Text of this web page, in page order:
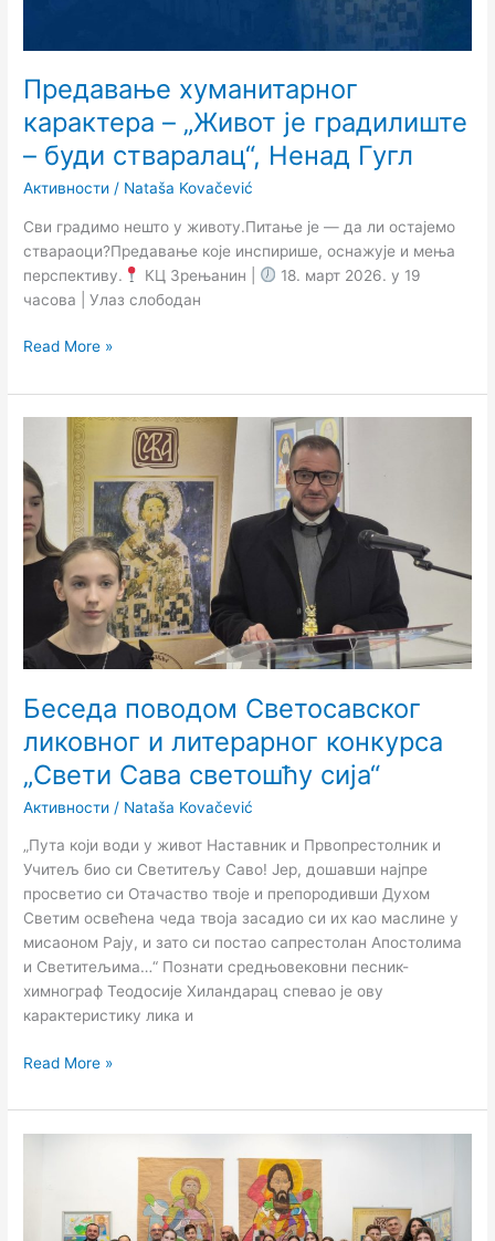
Предавање хуманитарног
карактера – „Живот је градилиште
– буди стваралац“, Ненад Гугл
Активности / Nataša Kovačević
Сви градимо нешто у животу.Питање је — да ли остајемо
ствараоци?Предавање које инспирише, оснажује и мења
перспективу.
КЦ Зрењанин |
18. март 2026. у 19
часова | Улаз слободан
Гугл
Read More »
Беседа поводом Светосавског
ликовног и литерарног конкурса
„Свети Сава светошћу сија“
Активности / Nataša Kovačević
„Пута који води у живот Наставник и Првопрестолник и
Учитељ био си Светитељу Саво! Јер, дошавши најпре
просветио си Отачаство твоје и препородивши Духом
Светим освећена чеда твоја засадио си их као маслине у
мисаоном Рају, и зато си постао сапрестолан Апостолима
и Светитељима…“ Познати средњовековни песник-
химнограф Теодосије Хиландарац спевао је ову
карактеристику лика и
Беседа
поводом
Светосавског
ликовног
и
литерарног
конкурса
„Свети
светошћу
сија“
Read More »
доделе